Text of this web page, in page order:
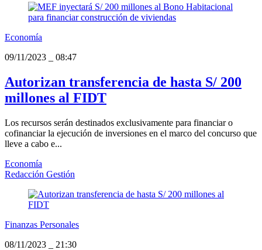
Economía
09/11/2023
08:47
Autorizan transferencia de hasta S/ 200
millones al FIDT
Los recursos serán destinados exclusivamente para financiar o
cofinanciar la ejecución de inversiones en el marco del concurso que
lleve a cabo e...
Economía
Redacción Gestión
Finanzas Personales
08/11/2023
21:30